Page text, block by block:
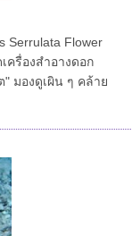
Serrulata Flower
ครื่องสำอางดอก
มองดูเผิน ๆ คล้าย